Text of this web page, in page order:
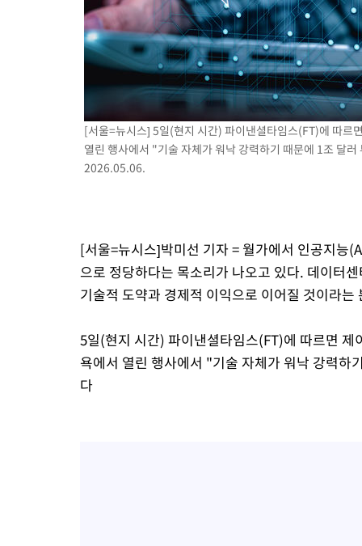
대포통장 107개로 불법도박 수익 5062억 세탁…19명 검거
[속보]이 대통령 "2028년 중순까지 광주 군공항 기능 다른 군
으로 임시 배치해 산단 조기 착공"포항스틸야드 관중석 천장 석재 낙하…K리그 전구장 긴급 점검
[속보]'전장연 시위' 1호선 용산역 상행선 무정차 통과 종료
[속보]코스닥 지수 5%대 급등에 '매수 사이드카' 발동
[속보]원·달러 환율, 오전 9시 1410.3원
[속보]코스닥, 8.85포인트(1.11%) 오른 807.66 개장
[속보]코스피, 47.56포인트(0.76%) 오른 6306.33 개장
[서울=뉴시스] 5일(현지 시간) 파이낸셜타임스(FT)에 따르
열린 행사에서 "기술 자체가 워낙 강력하기 때문에 1조 달
2026.05.06.
[서울=뉴시스]박미선 기자 = 월가에서 인공지능
으로 정당하다는 목소리가 나오고 있다. 데이터
기술적 도약과 경제적 이익으로 이어질 것이라는
5일(현지 시간) 파이낸셜타임스(FT)에 따르면
욕에서 열린 행사에서 "기술 자체가 워낙 강력하
다